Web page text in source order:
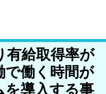
有給取得率が
で働く時間が
を導入する事